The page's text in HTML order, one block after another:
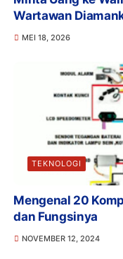
Wartawan
MEI 18, 2026
TEKNOLOGI
Mengenal 20
dan Fungsinya
NOVEMBER 12, 2024